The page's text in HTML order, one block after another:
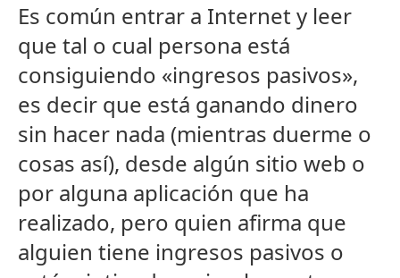
Es común entrar a Internet y leer
que tal o cual persona está
consiguiendo «ingresos pasivos»,
es decir que está ganando dinero
sin hacer nada (mientras duerme o
cosas así), desde algún sitio web o
por alguna aplicación que ha
realizado, pero quien afirma que
alguien tiene ingresos pasivos o